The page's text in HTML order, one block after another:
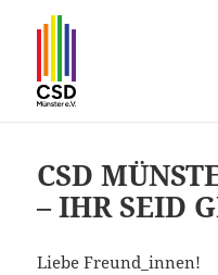
CSD
– IHR SEID
Liebe Freund_innen!